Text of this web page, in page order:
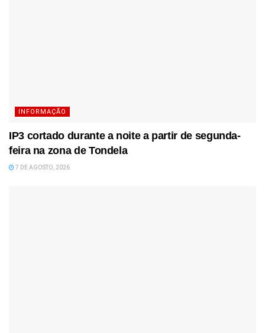
INFORMAÇÃO
IP3 cortado durante a noite a partir de segunda-
feira na zona de Tondela
7 DE AGOSTO, 2026